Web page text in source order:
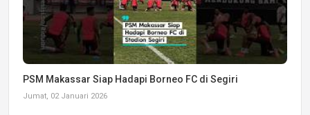
PSM Makassar Siap Hadapi Borneo FC di Segiri
Jumat, 02 Januari 2026